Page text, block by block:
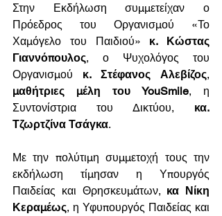
Στην Εκδήλωση συμμετείχαν ο
Πρόεδρος του Οργανισμού «Το
Χαμόγελο του Παιδιού» κ. Κώστας
Γιαννόπουλος, ο Ψυχολόγος του
Οργανισμού κ. Στέφανος Αλεβίζος
μαθήτριες μέλη του YouSmile, η
Συντονίστρια του Δικτύου, κα.
Τζωρτζίνα Τσάγκα.
Με την πολύτιμη συμμετοχή τους την
εκδήλωση τίμησαν η Υπουργός
Παιδείας και Θρησκευμάτων, κα Νίκη
Κεραμέως, η Υφυπουργός Παιδείας και